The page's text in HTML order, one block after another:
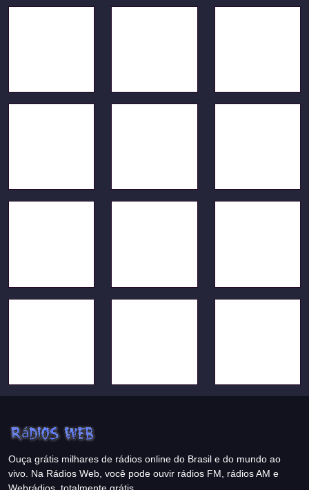
Ouça grátis milhares de rádios online do Brasil e do mundo ao
vivo. Na Rádios Web, você pode ouvir rádios FM, rádios AM e